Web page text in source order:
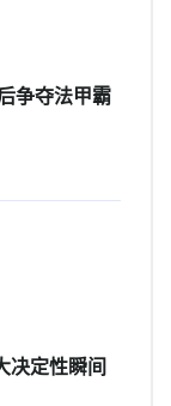
争夺法甲霸
决定性瞬间